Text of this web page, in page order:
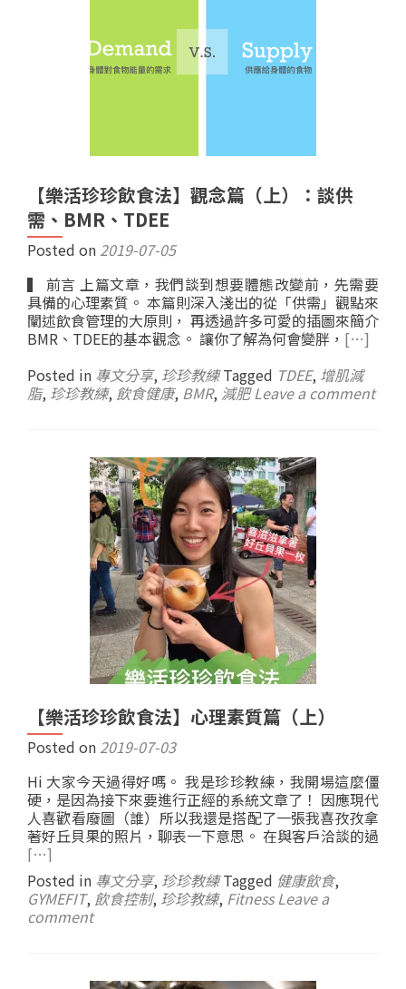
【樂活珍珍飲食法】觀念篇（上）：談供
需、BMR、TDEE
Posted on 2019-07-05
▍ 前言 上篇文章，我們談到想要體態改變前，先需要
具備的心理素質。 本篇則深入淺出的從「供需」觀點來
闡述飲食管理的大原則， 再透過許多可愛的插圖來簡介
BMR、TDEE的基本觀念。 讓你了解為何會變胖， […]
Posted in 專文分享, 珍珍教練 Tagged TDEE, 增肌減
脂, 珍珍教練, 飲食健康, BMR, 減肥 Leave a comment
【樂活珍珍飲食法】心理素質篇（上）
Posted on 2019-07-03
Hi 大家今天過得好嗎。 我是珍珍教練，我開場這麼僵
硬，是因為接下來要進行正經的系統文章了！ 因應現代
人喜歡看廢圖（誰）所以我還是搭配了一張我喜孜孜拿
著好丘貝果的照片，聊表一下意思。 在與客戶洽談的過
[…]
Posted in 專文分享, 珍珍教練 Tagged 健康飲食,
GYMEFIT, 飲食控制, 珍珍教練, Fitness Leave a
comment